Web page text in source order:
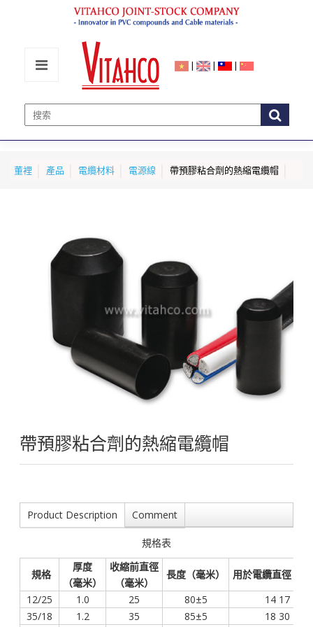
| | |
董裡 產品 電纜材料 電源線 帶預膠粘合劑的熱縮電纜帽
帶預膠粘合劑的熱縮電纜帽
Product Description Comment
規格表
規格
厚度
（毫米）
收縮前直徑
（毫米）
長度（毫米）
用於電纜直徑
12/25
1.0 25 80±5
14 17
35/18
1.2 35 85±5
18 30